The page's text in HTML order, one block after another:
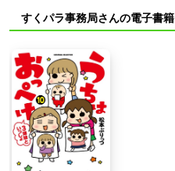
すくパラ事務局さんの電子書籍